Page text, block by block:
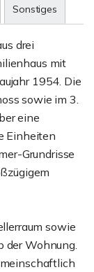
Sonstiges
drei
mit
1954. Die
sowie im 3.
eine
Einheiten
Grundrisse
sowie
der Wohnung.